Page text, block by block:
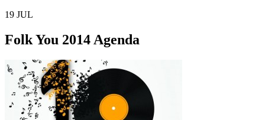
19 JUL
Folk You 2014 Agenda